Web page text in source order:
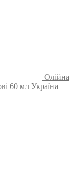
Олійна
60 мл Україна